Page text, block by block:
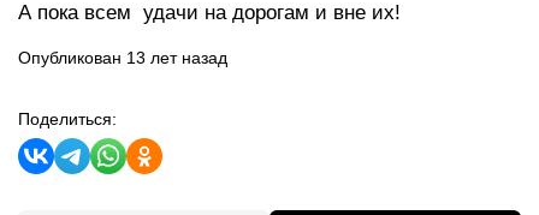
А пока всем удачи на дорогам и вне их!
Опубликован 13 лет назад
Поделиться: